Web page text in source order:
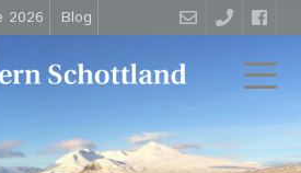
2026 Blog